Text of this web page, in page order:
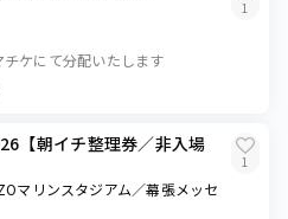
1
チケにて分配いたします
【朝イチ整理券／非入場
マリンスタジアム／幕張メッセ
1